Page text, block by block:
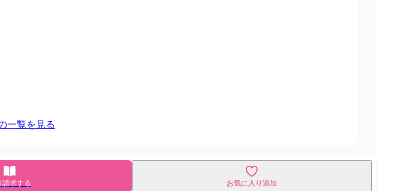
一覧を見る
請求する お気に入り追加